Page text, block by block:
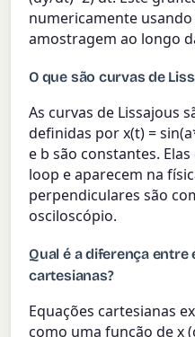
numericamente
amostragem ao longo
O que são curvas de
As curvas de Lissajous
definidas por x(t) =
e b são constantes.
loop e aparecem na
perpendiculares são
osciloscópio.
Qual é a diferença
cartesianas?
Equações cartesianas
como uma função de x